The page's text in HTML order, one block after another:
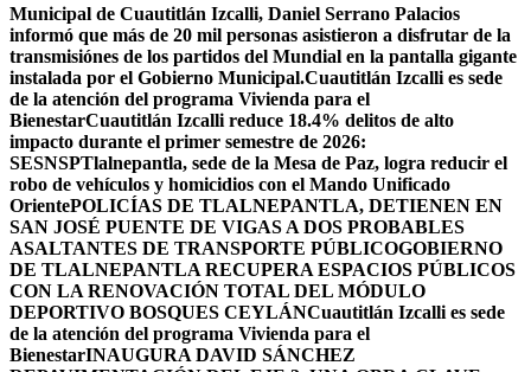
Municipal de Cuautitlán Izcalli, Daniel Serrano Palacios
informó que más de 20 mil personas asistieron a disfrutar de la
transmisiónes de los partidos del Mundial en la pantalla gigante
instalada por el Gobierno Municipal.Cuautitlán Izcalli es sede
de la atención del programa Vivienda para el
BienestarCuautitlán Izcalli reduce 18.4% delitos de alto
impacto durante el primer semestre de 2026:
SESNSPTlalnepantla, sede de la Mesa de Paz, logra reducir el
robo de vehículos y homicidios con el Mando Unificado
OrientePOLICÍAS DE TLALNEPANTLA, ​DETIENEN EN
SAN JOSÉ PUENTE DE VIGAS A DOS PROBABLES
ASALTANTES DE TRANSPORTE PÚBLICOGOBIERNO
DE TLALNEPANTLA RECUPERA ESPACIOS PÚBLICOS
CON LA RENOVACIÓN TOTAL DEL MÓDULO
DEPORTIVO BOSQUES CEYLÁNCuautitlán Izcalli es sede
de la atención del programa Vivienda para el
BienestarINAUGURA DAVID SÁNCHEZ